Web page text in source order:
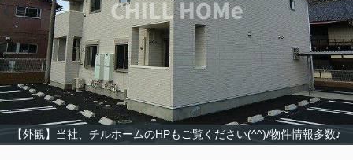
【外観】当社、チルホームのHPもご覧ください(^^)/物件情報多数♪